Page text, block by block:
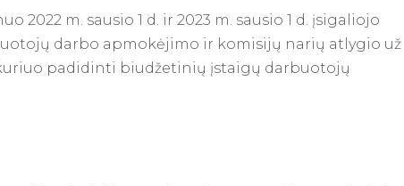
2022 m. sausio 1 d. ir 2023 m. sausio 1 d. įsigaliojo
darbo apmokėjimo ir komisijų narių atlygio už
padidinti biudžetinių įstaigų darbuotojų